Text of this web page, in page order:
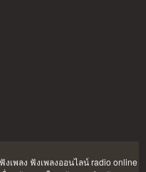
เพลง ฟังเพลงออนไลน์ radio online